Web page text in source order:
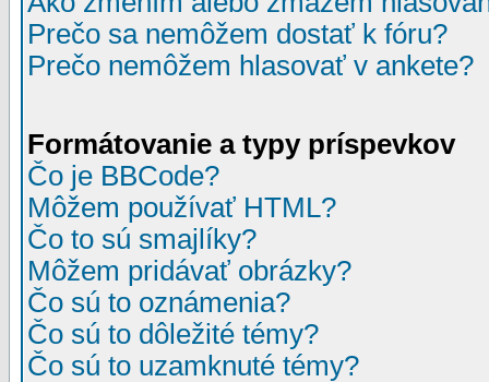
Prečo sa nemôžem dostať k fóru?
Prečo nemôžem hlasovať v ankete?
Formátovanie a typy príspevkov
Čo je BBCode?
Môžem používať HTML?
Čo to sú smajlíky?
Môžem pridávať obrázky?
Čo sú to oznámenia?
Čo sú to dôležité témy?
Čo sú to uzamknuté témy?